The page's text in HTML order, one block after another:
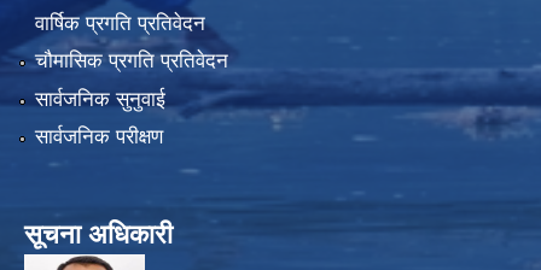
वार्षिक प्रगति प्रतिवेदन
चौमासिक प्रगति प्रतिवेदन
सार्वजनिक सुनुवाई
सार्वजनिक परीक्षण
सूचना अधिकारी